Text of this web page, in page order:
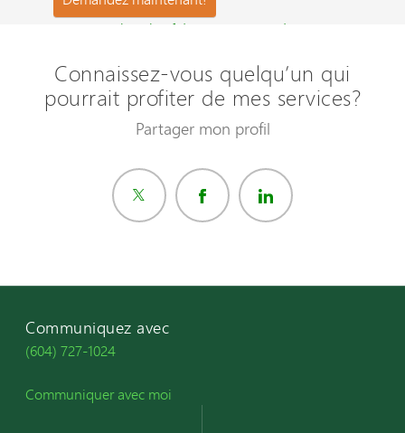
Questions les plus fréquemment posées ?
Connaissez-vous quelqu’un qui
pourrait profiter de mes services?
Partager mon profil
Communiquez avec
(604) 727-1024
Communiquer avec moi